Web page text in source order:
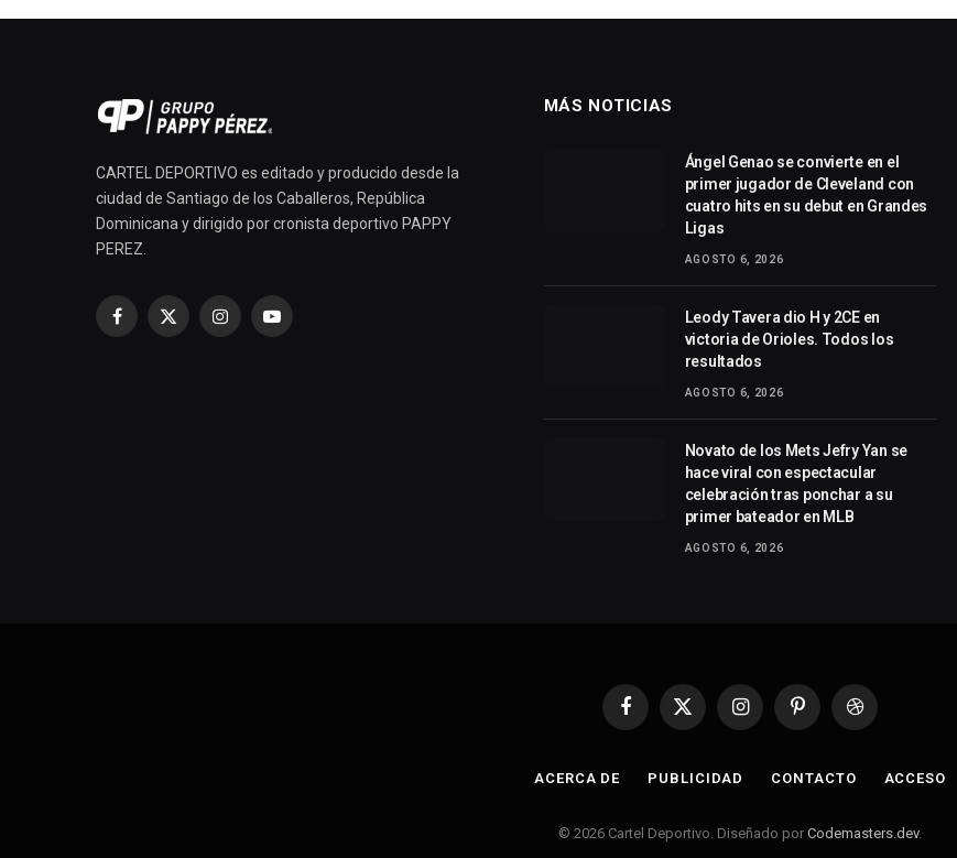
CARTEL DEPORTIVO es editado y producido desde la
ciudad de Santiago de los Caballeros, República
Dominicana y dirigido por cronista deportivo PAPPY
PEREZ.
Facebook
X
InstagramYouTube
MÁS NOTICIAS
Ángel Genao se convierte en el
primer jugador de Cleveland con
cuatro hits en su debut en Grandes
Ligas
AGOSTO 6, 2026
Leody Tavera dio H y 2CE en
victoria de Orioles. Todos los
resultados
AGOSTO 6, 2026
Novato de los Mets Jefry Yan se
hace viral con espectacular
celebración tras ponchar a su
primer bateador en MLB
AGOSTO 6, 2026
Facebook
X
InstagramPinterestDribbble
ACERCA DE PUBLICIDAD CONTACTO ACCESO
© 2026 Cartel Deportivo. Diseñado por Codemasters.dev.